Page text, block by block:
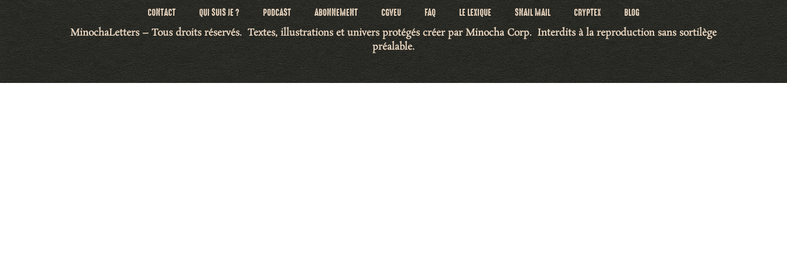
CONTACT QUI SUIS JE ? PODCAST ABONNEMENT CGVEU FAQ LE LEXIQUE SNAIL MAIL CRYPTEX
BLOG
MinochaLetters – Tous droits réservés.Textes, illustrations et univers protégés créer par Minocha Corp.Interdits à la reproduction sans sortilège
préalable.